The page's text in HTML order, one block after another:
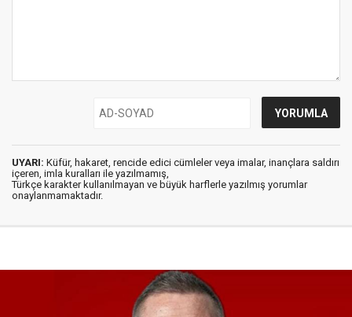
UYARI: Küfür, hakaret, rencide edici cümleler veya imalar, inançlara saldırı
içeren, imla kuralları ile yazılmamış,
Türkçe karakter kullanılmayan ve büyük harflerle yazılmış yorumlar
onaylanmamaktadır.